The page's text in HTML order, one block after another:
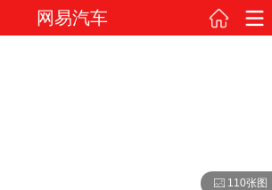
网易汽车
110张图